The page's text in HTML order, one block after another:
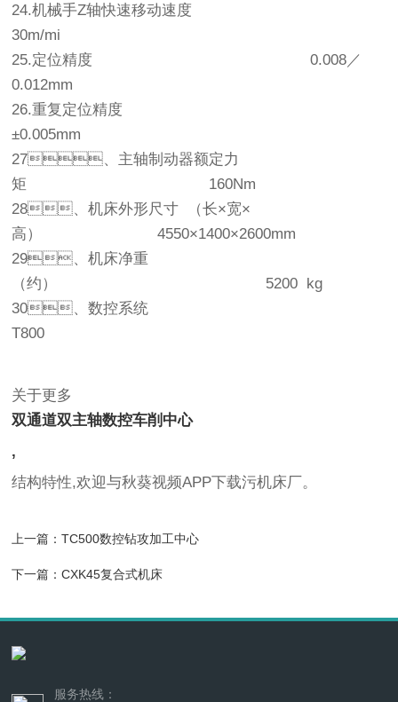
24.机械手Z轴快速移动速度
30m/mi
25.定位精度 0.008／
0.012mm
26.重复定位精度
±0.005mm
27、主轴制动器额定力
矩 160Nm
28、机床外形尺寸 （长×宽×
高） 4550×1400×2600mm
29、机床净重
（约） 5200 kg
30、数控系统
T800
关于更多
双通道双主轴数控车削中心
,
结构特性,欢迎与秋葵视频APP下载污机床厂。
上一篇：TC500数控钻攻加工中心
下一篇：CXK45复合式机床
服务热线：